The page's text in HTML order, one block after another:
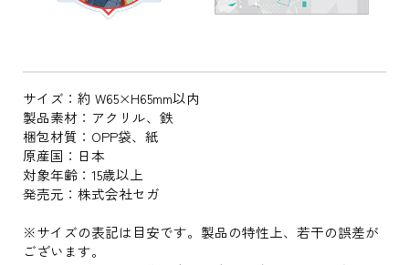
サイズ：約 W65×H65mm以内
製品素材：アクリル、鉄
梱包材質：OPP袋、紙
原産国：日本
対象年齢：15歳以上
発売元：株式会社セガ
※サイズの表記は目安です。製品の特性上、若干の誤差が
ございます。